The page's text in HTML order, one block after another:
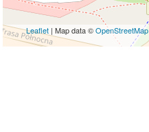
Leaflet | Map data ©OpenStreetMap